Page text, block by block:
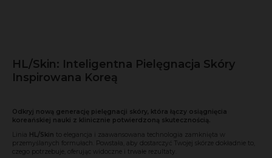
HL/Skin: Inteligentna Pielęgnacja Skóry
Inspirowana Koreą
Odkryj nową generację pielęgnacji skóry, która łączy osiągnięcia
koreańskiej nauki z klinicznie potwierdzoną skutecznością.
Linia HL/Skin to elegancja i zaawansowana technologia zamknięta w
przemyślanych formułach. Powstała, aby dostarczyć Twojej skórze dokładnie to,
czego potrzebuje, oferując widoczne i trwałe rezultaty.